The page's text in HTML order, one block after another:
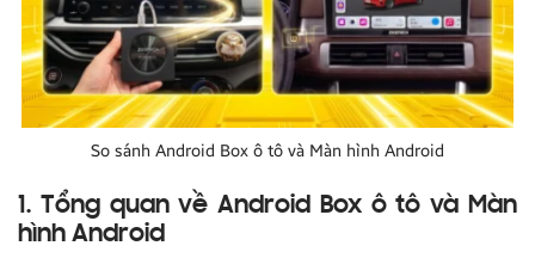
So sánh Android Box ô tô và Màn hình Android
1. Tổng quan về Android Box ô tô và Màn
hình Android